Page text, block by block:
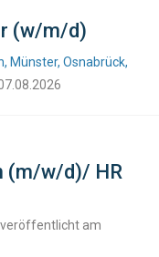
(w/m/d)
Münster, Osnabrück,
(m/w/d)/ HR
am